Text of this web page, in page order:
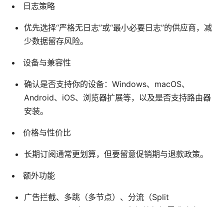
日志策略
优先选择“严格无日志”或“最小必要日志”的供应商，减
少数据留存风险。
设备与兼容性
确认是否支持你的设备：Windows、macOS、
Android、iOS、浏览器扩展等，以及是否支持路由器
安装。
价格与性价比
长期订阅通常更划算，但要留意促销期与退款政策。
额外功能
广告拦截、多跳（多节点）、分流（Split